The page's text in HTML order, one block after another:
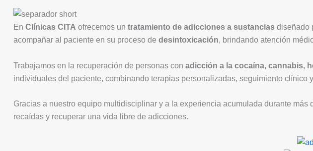
En Clínicas CITA ofrecemos un tratamiento de adicciones a sustanciasdiseñado
acompañar al paciente en su proceso de desintoxicación, brindando atención
Trabajamos en la recuperación de personas con adicción a la cocaína, cannabis,
individuales del paciente, combinando terapias personalizadas, seguimiento
Gracias a nuestro equipo multidisciplinar y a la experiencia acumulada durante
recaídas y recuperar una vida libre de adicciones.